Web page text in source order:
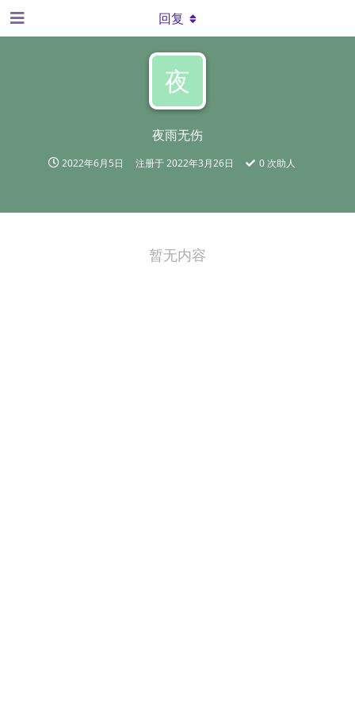
夜
夜雨无伤
2022年6月5日 注册于2022年3月26日 0次助人
回复
暂无内容